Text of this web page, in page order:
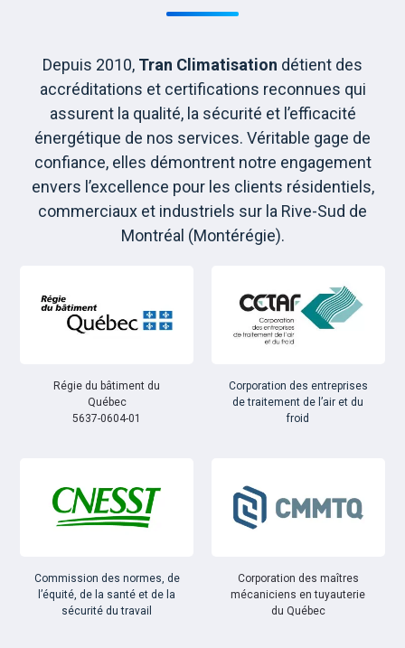
Depuis 2010, Tran Climatisation détient des
accréditations et certifications reconnues qui
assurent la qualité, la sécurité et l’efficacité
énergétique de nos services. Véritable gage de
confiance, elles démontrent notre engagement
envers l’excellence pour les clients résidentiels,
commerciaux et industriels sur la Rive-Sud de
Montréal (Montérégie).
Régie du bâtiment du
Québec
5637-0604-01
Corporation des entreprises
de traitement de l’air et du
froid
Commission des normes, de
l’équité, de la santé et de la
sécurité du travail
Corporation des maîtres
mécaniciens en tuyauterie
du Québec